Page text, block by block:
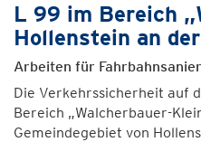
L 99 im Bereich
Hollenstein an
Arbeiten für
Die Verkehrssicherheit auf
Bereich „Walcherbauer-
Gemeindegebiet von